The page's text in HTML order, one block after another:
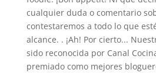
cualquier duda o comentario
contestaremos a todo lo que
alcance. . ¡Ah! Por cierto...
sido reconocida por Canal
premiado como mejores